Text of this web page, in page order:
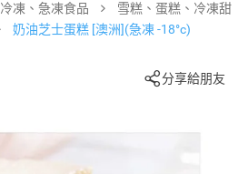
冷凍、急凍食品
雪糕、蛋糕、冷凍甜
奶油芝士蛋糕 [澳洲](急凍 -18°c)
分享給朋友